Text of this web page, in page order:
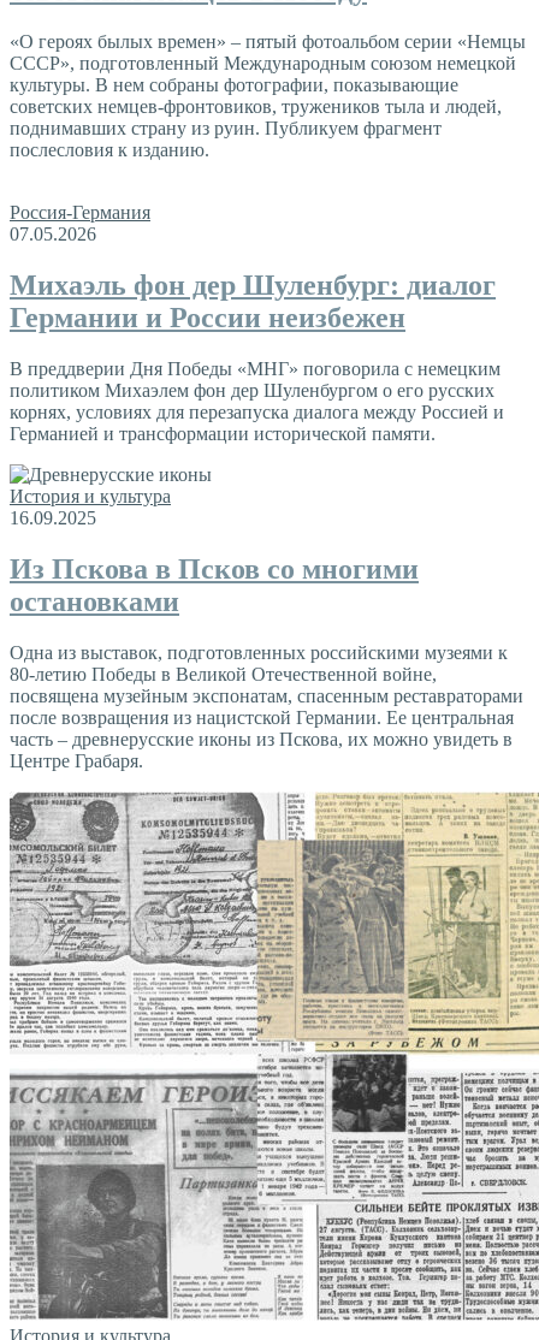
«О героях былых времен» – пятый фотоальбом серии «Немцы
СССР», подготовленный Международным союзом немецкой
культуры. В нем собраны фотографии, показывающие
советских немцев-фронтовиков, тружеников тыла и людей,
поднимавших страну из руин. Публикуем фрагмент
послесловия к изданию.
Россия-Германия
07.05.2026
Михаэль фон дер Шуленбург: диалог
Германии и России неизбежен
В преддверии Дня Победы «МНГ» поговорила с немецким
политиком Михаэлем фон дер Шуленбургом о его русских
корнях, условиях для перезапуска диалога между Россией и
Германией и трансформации исторической памяти.
История и культура
16.09.2025
Из Пскова в Псков со многими
остановками
Одна из выставок, подготовленных российскими музеями к
80-летию Победы в Великой Отечественной войне,
посвящена музейным экспонатам, спасенным реставраторами
после возвращения из нацистской Германии. Ее центральная
часть – древнерусские иконы из Пскова, их можно увидеть в
Центре Грабаря.
История и культура